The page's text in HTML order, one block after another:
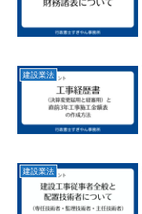
建設業法
建設業法